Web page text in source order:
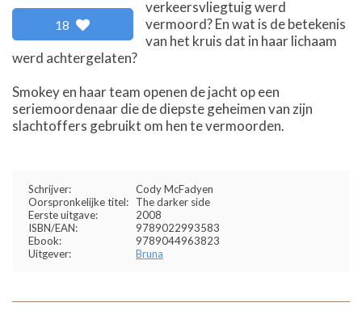
18
verkeersvliegtuig werd
vermoord? En wat is de betekenis
van het kruis dat in haar lichaam
werd achtergelaten?
Smokey en haar team openen de jacht op een
seriemoordenaar die de diepste geheimen van zijn
slachtoffers gebruikt om hen te vermoorden.
Schrijver:
Cody McFadyen
Oorspronkelijke titel:
The darker side
Eerste uitgave:
2008
ISBN/EAN:
9789022993583
Ebook:
9789044963823
Uitgever:
Bruna